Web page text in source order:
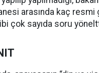
arasında kaç resmi
çok sayıda soru